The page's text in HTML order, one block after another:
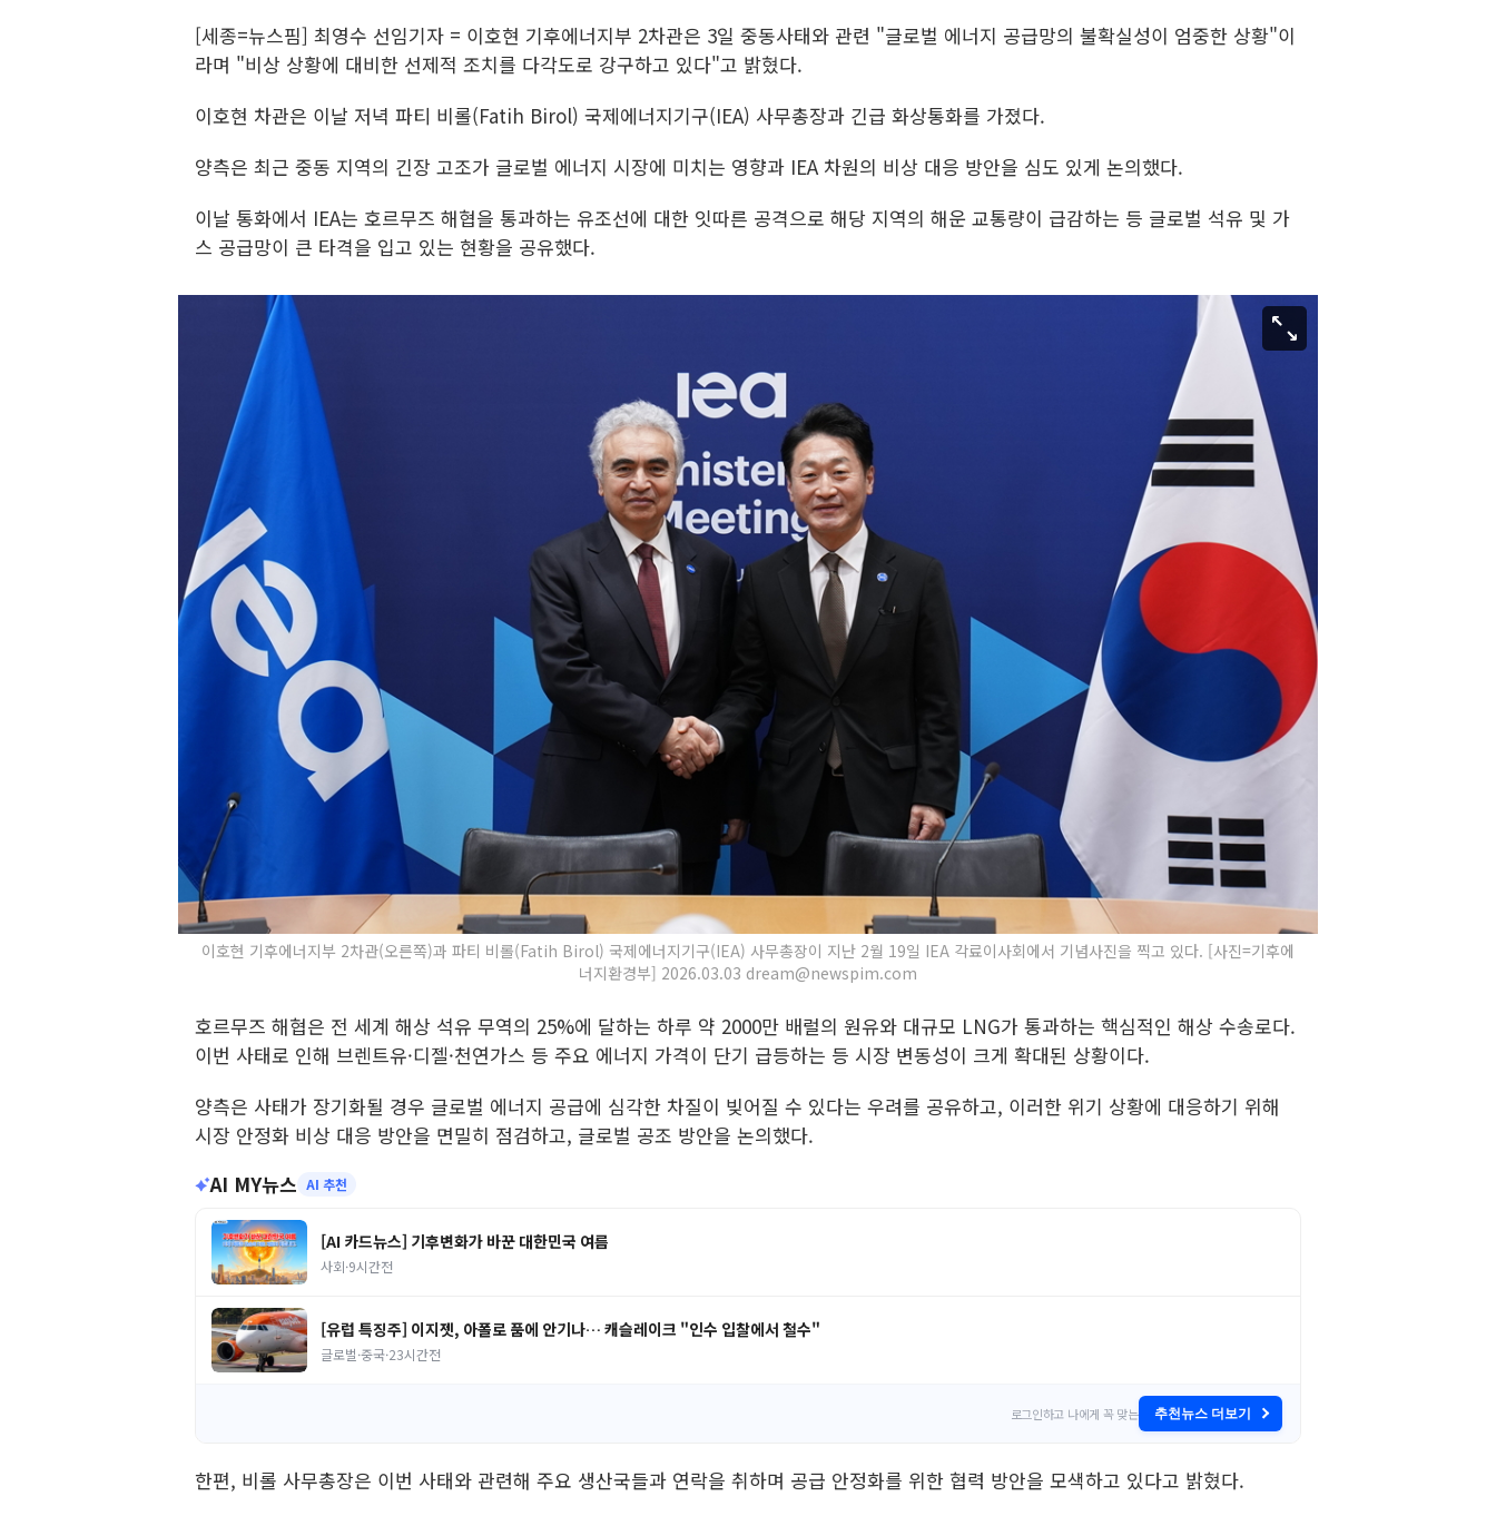
[세종=뉴스핌] 최영수 선임기자 = 이호현 기후에너지부 2차관은 3일 중동사태와 관련 "글로벌 에너지 공급망의 불확실성이 엄중한 상황"이
라며 "비상 상황에 대비한 선제적 조치를 다각도로 강구하고 있다"고 밝혔다.
이호현 차관은 이날 저녁 파티 비롤(Fatih Birol) 국제에너지기구(IEA) 사무총장과 긴급 화상통화를 가졌다.
양측은 최근 중동 지역의 긴장 고조가 글로벌 에너지 시장에 미치는 영향과 IEA 차원의 비상 대응 방안을 심도 있게 논의했다.
이날 통화에서 IEA는 호르무즈 해협을 통과하는 유조선에 대한 잇따른 공격으로 해당 지역의 해운 교통량이 급감하는 등 글로벌 석유 및 가
스 공급망이 큰 타격을 입고 있는 현황을 공유했다.
이호현 기후에너지부 2차관(오른쪽)과 파티 비롤(Fatih Birol) 국제에너지기구(IEA) 사무총장이 지난 2월 19일 IEA 각료이사회에서 기념사진을 찍고 있다. [사진=기후에
너지환경부] 2026.03.03 dream@newspim.com
호르무즈 해협은 전 세계 해상 석유 무역의 25%에 달하는 하루 약 2000만 배럴의 원유와 대규모 LNG가 통과하는 핵심적인 해상 수송로다.
이번 사태로 인해 브렌트유·디젤·천연가스 등 주요 에너지 가격이 단기 급등하는 등 시장 변동성이 크게 확대된 상황이다.
양측은 사태가 장기화될 경우 글로벌 에너지 공급에 심각한 차질이 빚어질 수 있다는 우려를 공유하고, 이러한 위기 상황에 대응하기 위해
시장 안정화 비상 대응 방안을 면밀히 점검하고, 글로벌 공조 방안을 논의했다.
AI MY뉴스 AI 추천
[AI 카드뉴스] 기후변화가 바꾼 대한민국 여름
사회·9시간전
[유럽 특징주] 이지젯, 아폴로 품에 안기나… 캐슬레이크 "인수 입찰에서 철수"
글로벌·중국·23시간전
로그인하고 나에게 꼭 맞는 추천뉴스 더보기
한편, 비롤 사무총장은 이번 사태와 관련해 주요 생산국들과 연락을 취하며 공급 안정화를 위한 협력 방안을 모색하고 있다고 밝혔다.